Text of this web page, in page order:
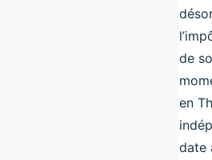
de
en
date